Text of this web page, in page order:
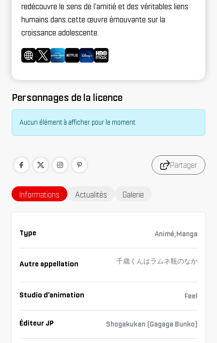
redécouvre le sens de l'amitié et des véritables liens
humains dans cette œuvre émouvante sur la
croissance adolescente.
Personnages de la licence
Aucun élément à afficher pour le moment
Partager
Informations Actualités Galerie
Type Animé,Manga
Autre appellation 千歳くんはラムネ瓶のなか
Studio d’animation Feel
Éditeur JP Shogakukan (Gagaga Bunko)